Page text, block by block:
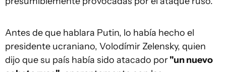
Antes de que hablara Putin, lo había hecho el
presidente ucraniano, Volodímir Zelensky, quien
dijo que su país había sido atacado por"un nuevo